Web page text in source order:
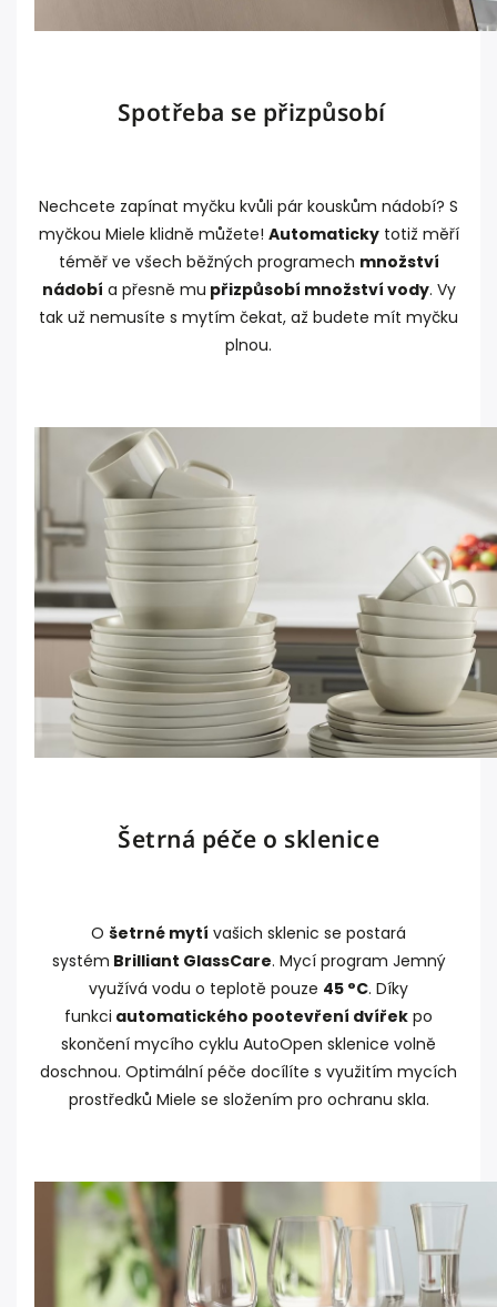
Spotřeba se přizpůsobí
Nechcete zapínat myčku kvůli pár kouskům nádobí? S
myčkou Miele klidně můžete! Automatickytotiž měří
téměř ve všech běžných programech množství
nádobí a přesně mu přizpůsobí množství vody. Vy
tak už nemusíte s mytím čekat, až budete mít myčku
plnou.
Šetrná péče o sklenice
O šetrné mytí vašich sklenic se postará
systém Brilliant GlassCare. Mycí program Jemný
využívá vodu o teplotě pouze 45 °C. Díky
funkci automatického pootevření dvířek po
skončení mycího cyklu AutoOpen sklenice volně
doschnou. Optimální péče docílíte s využitím mycích
prostředků Miele se složením pro ochranu skla.